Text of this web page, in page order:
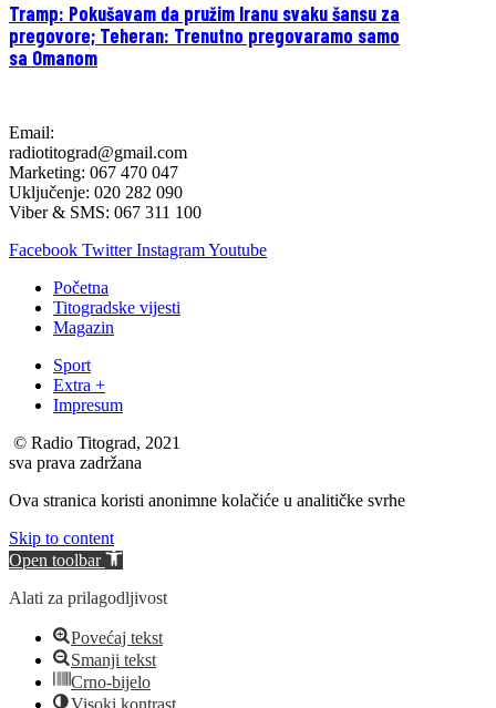
Tramp: Pokušavam da pružim Iranu svaku šansu za
pregovore; Teheran: Trenutno pregovaramo samo
sa Omanom
Email:
radiotitograd@gmail.com
Marketing: 067 470 047
Uključenje: 020 282 090
Viber & SMS: 067 311 100
Facebook Twitter InstagramYoutube
Početna
Titogradske vijesti
Magazin
Sport
Extra +
Impresum
© Radio Titograd, 2021
sva prava zadržana
Ova stranica koristi anonimne kolačiće u analitičke svrhe
Skip to content
Open toolbar
Alati za prilagodljivost
Povećaj tekst
Smanji tekst
Crno-bijelo